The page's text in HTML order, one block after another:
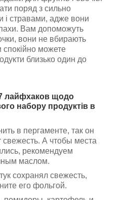
поряд з сильно
і стравами, адже вони
Вам допоможуть
вони не вбирають
спокійно можете
близько один до
лайфхаков щодо
набору продуктів в
в пергаменте, так он
свежесть. А чтобы места
рекомендуем
маслом.
сохранял свежесть,
его фольгой.